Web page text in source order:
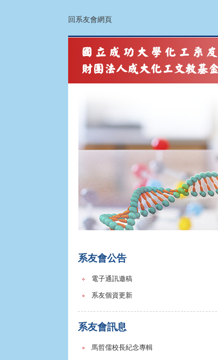
回系友會網頁
系友會公告
電子通訊邀稿
系友個資更新
系友會訊息
馬哲儒校長紀念專輯